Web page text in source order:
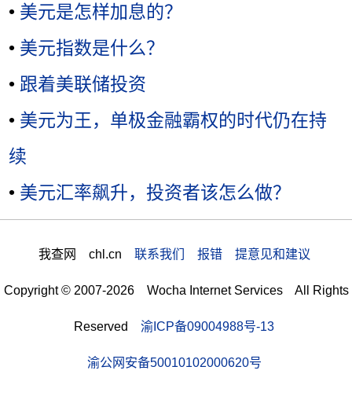
• 美元是怎样加息的？
• 美元指数是什么？
• 跟着美联储投资
• 美元为王，单极金融霸权的时代仍在持
续
• 美元汇率飙升，投资者该怎么做？
我查网 chl.cn 联系我们 报错 提意见和建议
Copyright © 2007-2026 Wocha Internet Services All Rights
Reserved 渝ICP备09004988号-13
渝公网安备50010102000620号